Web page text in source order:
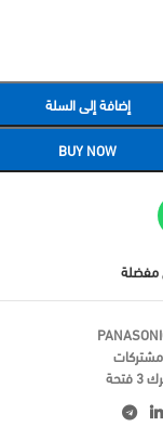
إضافة إلى السلة
BUY NOW
مفضلة
مشتركات